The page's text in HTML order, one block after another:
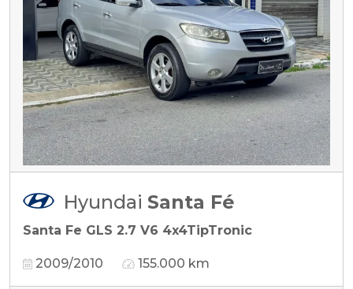
Hyundai Santa Fé
Santa Fe GLS 2.7 V6 4x4TipTronic
2009/2010 155.000 km